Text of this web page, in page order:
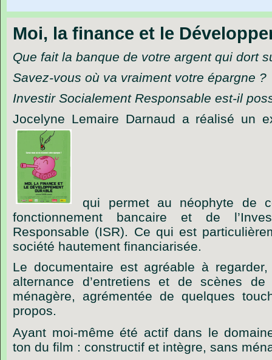
Moi, la finance et le
Que fait la banque de votre argent qui dort
Savez-vous où va vraiment votre épargne ?
Investir Socialement Responsable est-il
Jocelyne Lemaire Darnaud a réalisé un
qui permet au néophyte de
fonctionnement bancaire et de
Responsable (ISR). Ce qui est
société hautement financiarisée.
Le documentaire est agréable à
alternance d’entretiens et de scènes
ménagère, agrémentée de quelques
propos.
Ayant moi-même été actif dans le
ton du film : constructif et intègre, sans